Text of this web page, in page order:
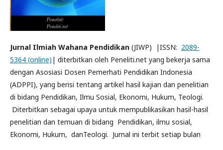
Jurnal Ilmiah Wahana Pendidikan (JIWP) |ISSN: 2089-
5364 (online) | diterbitkan oleh Peneliti.net yang bekerja sama
dengan Asosiasi Dosen Pemerhati Pendidikan Indonesia
(ADPPI), yang berisi tentang artikel hasil kajian dan penelitian
di bidang Pendidikan, Ilmu Sosial, Ekonomi, Hukum, Teologi.
Diterbitkan sebagai upaya untuk mempublikasikan hasil-hasil
penelitian dan temuan di bidang Pendidikan, ilmu sosial,
Ekonomi, Hukum, danTeologi. Jurnal ini terbit setiap bulan